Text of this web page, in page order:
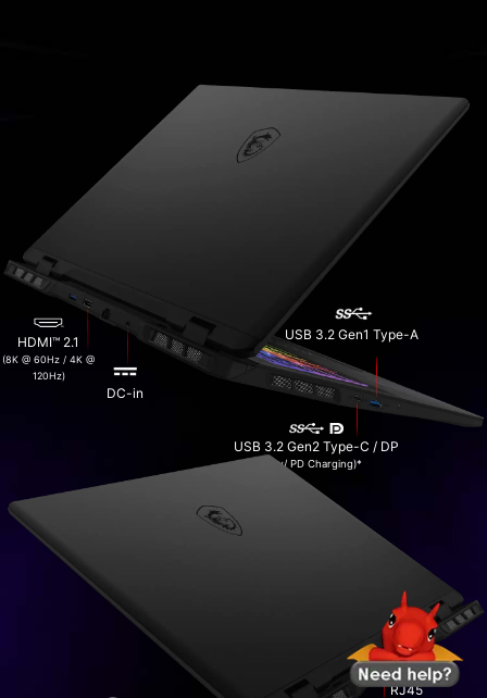
HDMI™ 2.1
(8K @ 60Hz / 4K @
120Hz)
DC-in
USB 3.2 Gen2 Type-C / DP
(w/ PD Charging)*
USB 3.2 Gen1 Type-A
RJ45